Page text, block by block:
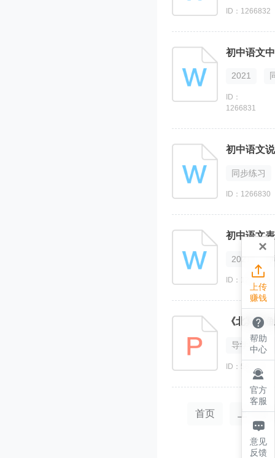
ID：1266832
初中语文
2021
ID：
1266831
初中语文
同步练习
ID：1266830
初中语文
2021
ID：1266829
《北冥有
导学案
ID：560580
首页 上一页
×

上传
赚钱

帮助
中心

官方
客服

意见
反馈